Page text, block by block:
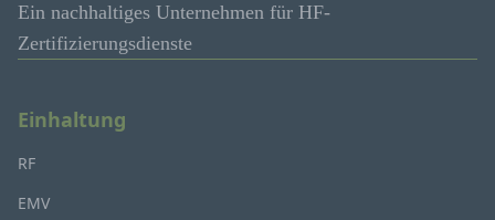
Ein nachhaltiges Unternehmen für HF-
Zertifizierungsdienste
Einhaltung
RF
EMV